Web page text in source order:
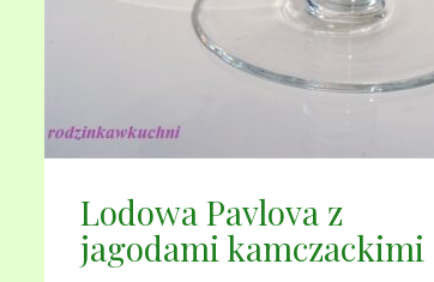
Lodowa Pavlova z
jagodami kamczackimi